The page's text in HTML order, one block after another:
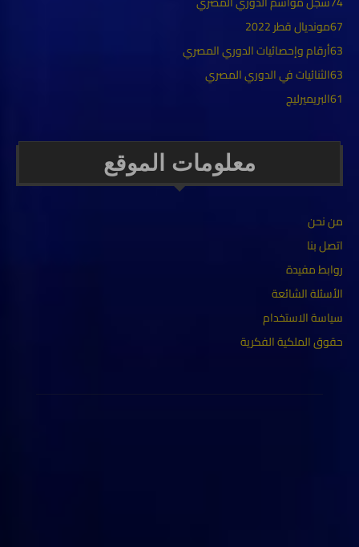
مونديال قطر 202267
أرقام وإحصائيات الدوري المصري63
الثنائيات في الدوري المصري63
البريميرليج61
معلومات الموقع
من نحن
اتصل بنا
روابط مفيدة
الأسئلة الشائعة
سياسة الاستخدام
حقوق الملكية الفكرية